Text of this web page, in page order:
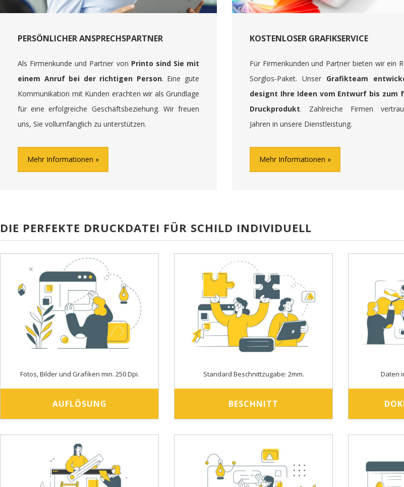
PERSÖNLICHER ANSPRECHSPARTNER
Als Firmenkunde und Partner von Printo sind Sie mit
einem Anruf bei der richtigen Person. Eine gute
Kommunikation mit Kunden erachten wir als Grundlage
für eine erfolgreiche Geschäftsbeziehung. Wir freuen
uns, Sie vollumfänglich zu unterstützen.
Mehr Informationen
KOSTENLOSER GRAFIKSERVICE
Für Firmenkunden und Partner bieten wir ein
Sorglos-Paket. Unser Grafikteam
designt Ihre Ideen vom Entwurf bis zum
Druckprodukt. Zahlreiche Firmen
Jahren in unsere Dienstleistung.
Mehr Informationen
DIE PERFEKTE DRUCKDATEI FÜR SCHILD INDIVIDUELL
Fotos, Bilder und Grafiken min. 250 Dpi.
AUFLÖSUNG
Standard Beschnittzugabe: 2mm.
BESCHNITT
Daten